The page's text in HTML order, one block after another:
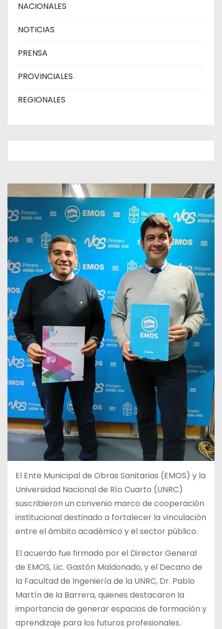
NACIONALES
NOTICIAS
PRENSA
PROVINCIALES
REGIONALES
El Ente Municipal de Obras Sanitarias (EMOS) y la
Universidad Nacional de Río Cuarto (UNRC)
suscribieron un convenio marco de cooperación
institucional destinado a fortalecer la vinculación
entre el ámbito académico y el sector público.
El acuerdo fue firmado por el Director General
de EMOS, Lic. Gastón Maldonado, y el Decano de
la Facultad de Ingeniería de la UNRC, Dr. Pablo
Martín de la Barrera, quienes destacaron la
importancia de generar espacios de formación y
aprendizaje para los futuros profesionales.